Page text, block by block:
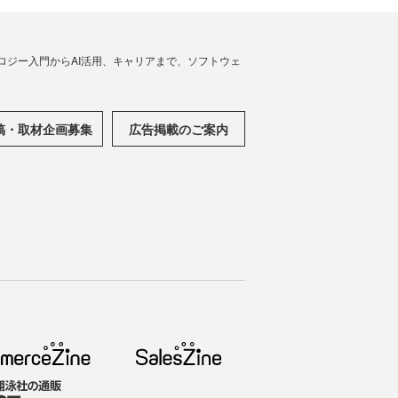
ー入門からAI活用、キャリアまで、ソフトウェ
・取材企画募集 広告掲載のご案内